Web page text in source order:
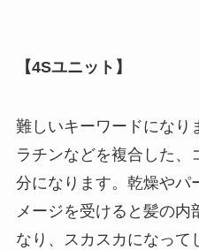
【4Sユニット】
難しいキーワードになり
ラチンなどを複合した、
分になります。乾燥やパ
メージを受けると髪の内
なり、スカスカになって